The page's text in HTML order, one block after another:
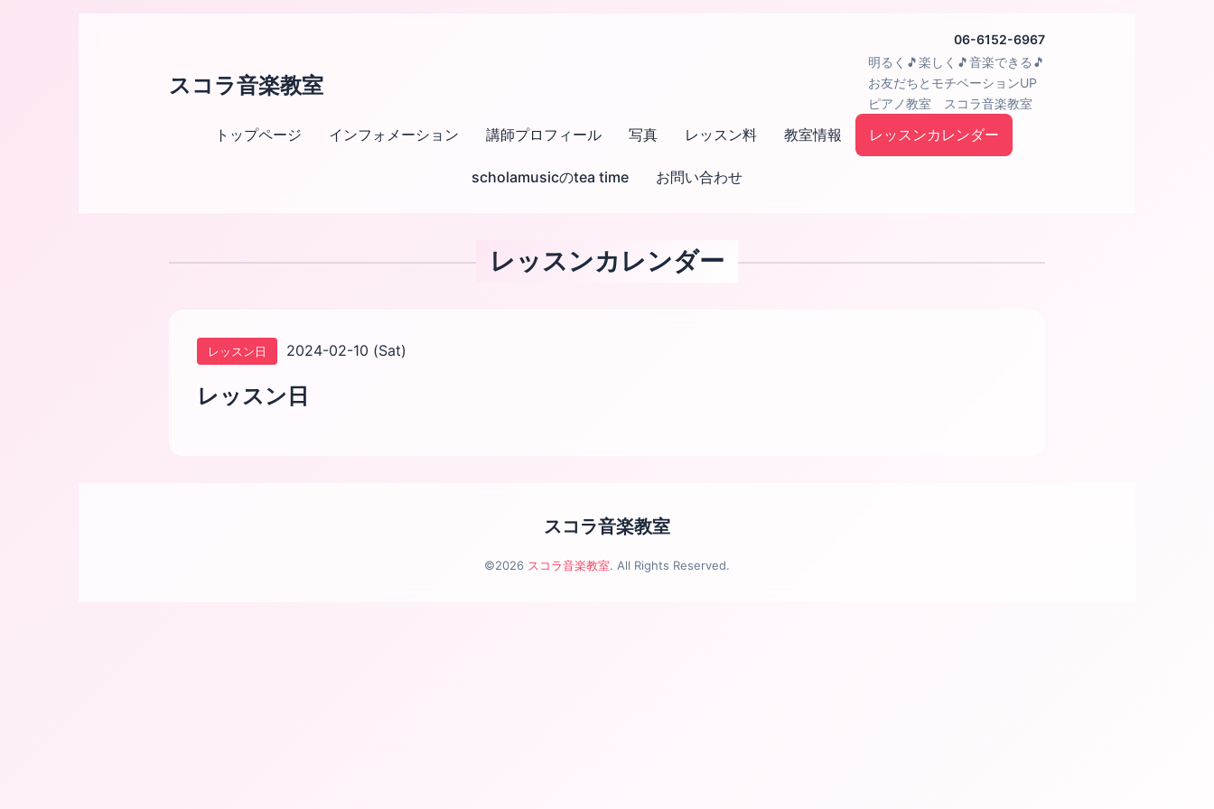
06-6152-6967
スコラ音楽教室
明るく🎵楽しく🎵音楽できる🎵
お友だちとモチベーションUP
ピアノ教室 スコラ音楽教室
トップページ インフォメーション 講師プロフィール 写真 レッスン料 教室情報 レッスンカレンダー
scholamusicのtea time お問い合わせ
レッスンカレンダー
レッスン日 2024-02-10 (Sat)
レッスン日
スコラ音楽教室
©2026 スコラ音楽教室. All Rights Reserved.